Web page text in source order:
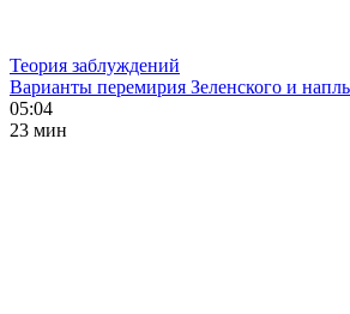
Теория заблуждений
Варианты перемирия Зеленского и
05:04
23 мин